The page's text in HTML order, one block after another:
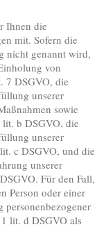
Ihnen die
mit. Sofern die
nicht genannt wird,
von
7 DSGVO, die
unserer
sowie
b DSGVO, die
unserer
c DSGVO, und die
unserer
Für den Fall,
Person oder einer
personenbezogener
lit. d DSGVO als